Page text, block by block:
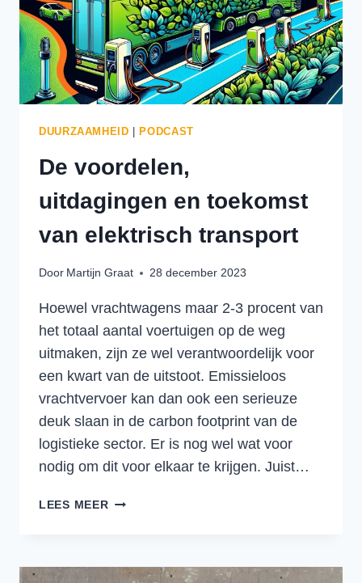
EUROPA
IN
2024
DUURZAAMHEID PODCAST
De voordelen,
uitdagingen en toekomst
van elektrisch transport
Door Martijn Graat 28 december 2023
Hoewel vrachtwagens maar 2-3 procent van
het totaal aantal voertuigen op de weg
uitmaken, zijn ze wel verantwoordelijk voor
een kwart van de uitstoot. Emissieloos
vrachtvervoer kan dan ook een serieuze
deuk slaan in de carbon footprint van de
logistieke sector. Er is nog wel wat voor
nodig om dit voor elkaar te krijgen. Juist…
LEES MEERDE
TOEKOMST